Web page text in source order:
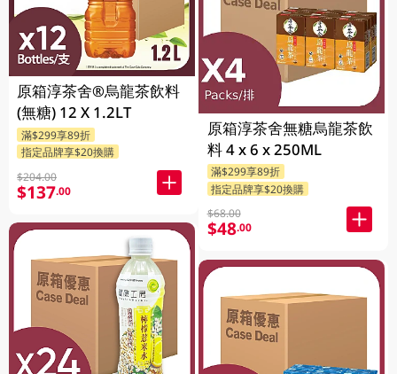
原箱淳茶舍®烏龍茶飲料
(無糖) 12 X 1.2LT
滿$299享89折
指定品牌享$20換購
$204.00
$137.00
原箱淳茶舍無糖烏龍茶飲
料 4 x 6 x 250ML
滿$299享89折
指定品牌享$20換購
$68.00
$48.00